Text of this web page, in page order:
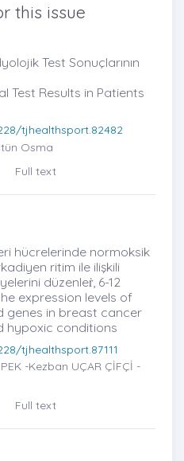
this issue
Test Sonuçlarının
Test Results in Patients
tjhealthsport.82482
Osma
Full text
hücrelerinde normoksik
ritim ile ilişkili
düzenleṙ, 6-12
expression levels of
genes in breast cancer
hypoxic conditions
tjhealthsport.87111
-Kezban UÇAR ÇİFÇİ -
Full text